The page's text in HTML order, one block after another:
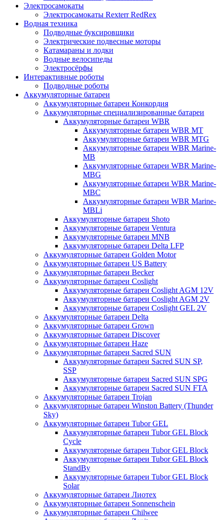
Электросамокаты
Электросамокаты Rexterr RedRex
Водная техника
Подводные буксировщики
Электрические подвесные моторы
Катамараны и лодки
Водные велосипеды
Электросёрфы
Интерактивные роботы
Подводные роботы
Аккумуляторные батареи
Аккумуляторные батареи Конкордия
Аккумуляторные специализированные батареи
Аккумуляторные батареи WBR
Аккумуляторные батареи WBR MT
Аккумуляторные батареи WBR MTG
Аккумуляторные батареи WBR Marine-
MB
Аккумуляторные батареи WBR Marine-
MBG
Аккумуляторные батареи WBR Marine-
MBC
Аккумуляторные батареи WBR Marine-
MBLi
Аккумуляторные батареи Shoto
Аккумуляторные батареи Ventura
Аккумуляторные батареи MNB
Аккумуляторные батареи Delta LFP
Аккумуляторные батареи Golden Motor
Аккумуляторные батареи US Battery
Аккумуляторные батареи Becker
Аккумуляторные батареи Coslight
Аккумуляторные батареи Coslight AGM 12V
Аккумуляторные батареи Coslight AGM 2V
Аккумуляторные батареи Coslight GEL 2V
Аккумуляторные батареи Delta
Аккумуляторные батареи Grown
Аккумуляторные батареи Discover
Аккумуляторные батареи Haze
Аккумуляторные батареи Sacred SUN
Аккумуляторные батареи Sacred SUN SP,
SSP
Аккумуляторные батареи Sacred SUN SPG
Аккумуляторные батареи Sacred SUN FTA
Аккумуляторные батареи Trojan
Аккумуляторные батареи Winston Battery (Thunder
Sky)
Аккумуляторные батареи Tubor GEL
Аккумуляторные батареи Tubor GEL Block
Cycle
Аккумуляторные батареи Tubor GEL Block
Аккумуляторные батареи Tubor GEL Block
StandBy
Аккумуляторные батареи Tubor GEL Block
Solar
Аккумуляторные батареи Лиотех
Аккумуляторные батареи Sonnenschein
Аккумуляторные батареи Chilwee